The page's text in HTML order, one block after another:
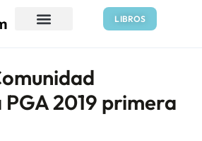
LIBROS
2019 primera